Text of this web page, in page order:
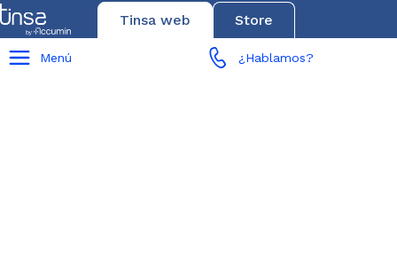
Tinsa web Store
Menú ¿Hablamos?